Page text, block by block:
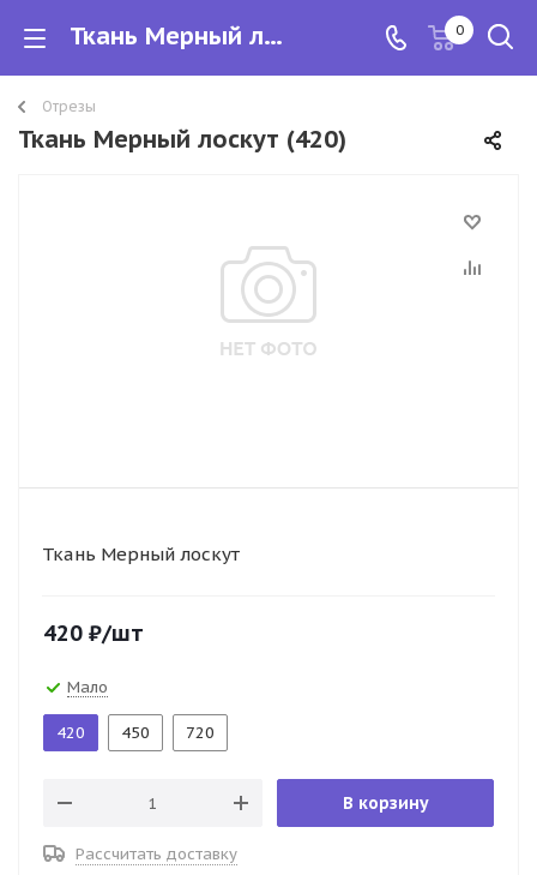
Ткань Мерный лоскут 0
Отрезы
Ткань Мерный лоскут (420)
Ткань Мерный лоскут
420 ₽/шт
Мало
420 450 720
В корзину
Рассчитать доставку